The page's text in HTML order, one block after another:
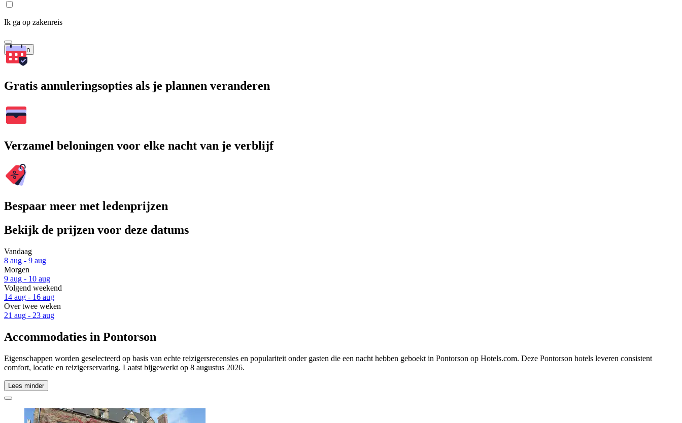
Ik ga op zakenreis
Zoeken
Gratis annuleringsopties als je plannen veranderen
Verzamel beloningen voor elke nacht van je verblijf
Bespaar meer met ledenprijzen
Bekijk de prijzen voor deze datums
Vandaag
8 aug - 9 aug
Morgen
9 aug - 10 aug
Volgend weekend
14 aug - 16 aug
Over twee weken
21 aug - 23 aug
Accommodaties in Pontorson
Eigenschappen worden geselecteerd op basis van echte reizigersrecensies en populariteit onder gasten die een nacht hebben geboekt in Pontorson op Hotels.com. Deze Pontorson hotels leveren consistent
comfort, locatie en reizigerservaring. Laatst bijgewerkt op 8 augustus 2026.
Lees minder